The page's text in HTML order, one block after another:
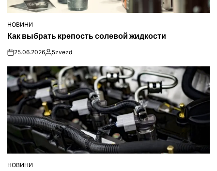
ОПУБЛІКУВАТИ
У
НОВИНИ
Как выбрать крепость солевой жидкости
on25.06.2026Опубліковано
5zvezd
ОПУБЛІКУВАТИ
НОВИНИ